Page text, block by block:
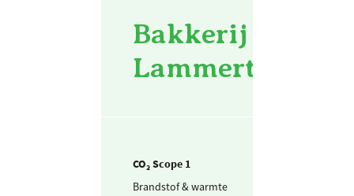
Bakkerij van de
Lammertinck -
CO₂ Scope 1
Brandstof & warmte